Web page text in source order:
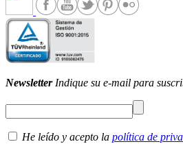
NewsletterIndique su e-mail para
He leído y acepto la política de